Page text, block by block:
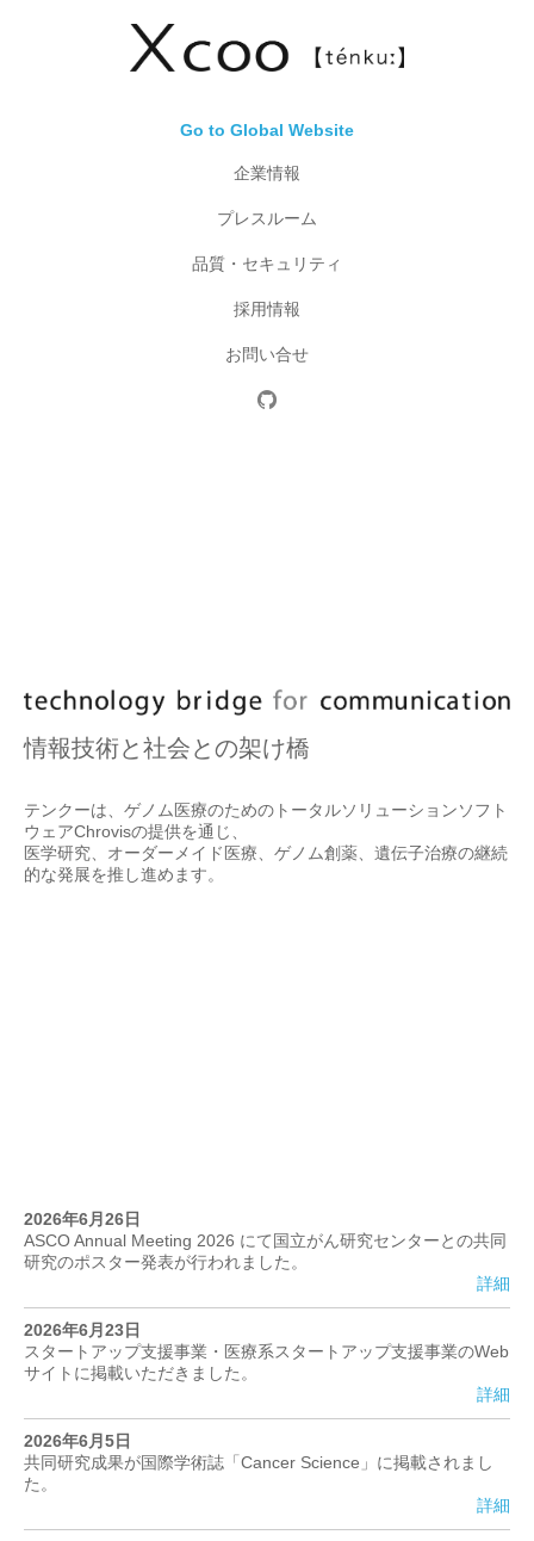
Go to Global Website
企業情報
プレスルーム
品質・セキュリティ
採用情報
お問い合せ
情報技術と社会との架け橋
テンクーは、ゲノム医療のためのトータルソリューションソフト
ウェアChrovisの提供を通じ、
医学研究、オーダーメイド医療、ゲノム創薬、遺伝子治療の継続
的な発展を推し進めます。
2026年6月26日
ASCO Annual Meeting 2026 にて国立がん研究センターとの共同
研究のポスター発表が行われました。
詳細
2026年6月23日
スタートアップ支援事業・医療系スタートアップ支援事業のWeb
サイトに掲載いただきました。
詳細
2026年6月5日
共同研究成果が国際学術誌「Cancer Science」に掲載されまし
た。
詳細